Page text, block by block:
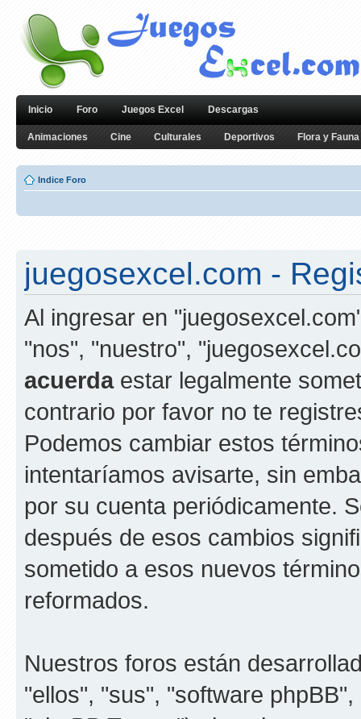
Inicio Foro Juegos Excel Descargas
Animaciones Cine Culturales Deportivos Flora y Fauna
Indice Foro
juegosexcel.com -
Al ingresar en
"nos", "nuestro",
acuerdaestar legalmente
contrario por favor no te
Podemos cambiar estos
intentaríamos avisarte, sin
por su cuenta periódicamente.
después de esos cambios
sometido a esos nuevos
reformados.
Nuestros foros están
"ellos", "sus", "software